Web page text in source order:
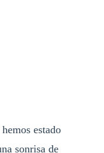
estado
sonrisa de